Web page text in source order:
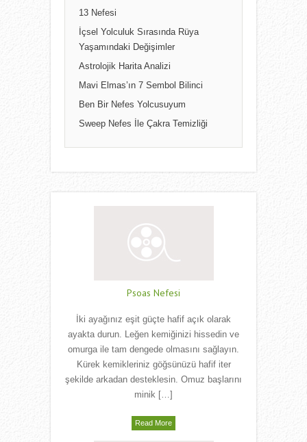
13 Nefesi
İçsel Yolculuk Sırasında Rüya
Yaşamındaki Değişimler
Astrolojik Harita Analizi
Mavi Elmas’ın 7 Sembol Bilinci
Ben Bir Nefes Yolcusuyum
Sweep Nefes İle Çakra Temizliği
Psoas Nefesi
İki ayağınız eşit güçte hafif açık olarak
ayakta durun. Leğen kemiğinizi hissedin ve
omurga ile tam dengede olmasını sağlayın.
Kürek kemikleriniz göğsünüzü hafif iter
şekilde arkadan desteklesin. Omuz başlarını
minik […]
Read More